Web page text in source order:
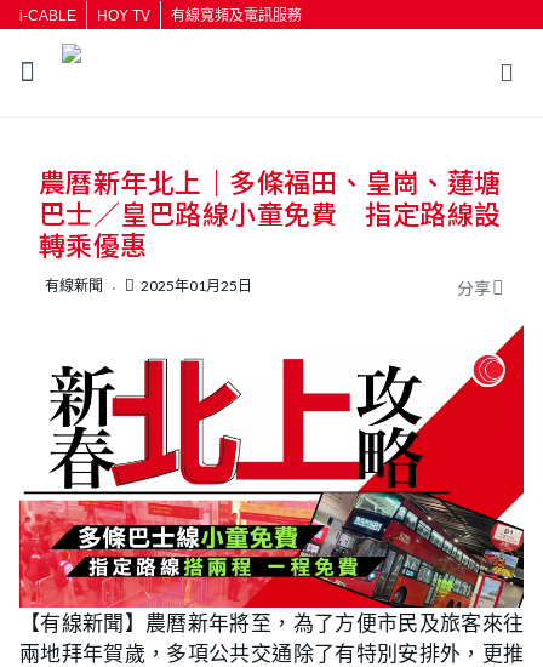
i-CABLE HOY TV 有線寬頻及電訊服務
按輸入鍵開始搜尋
農曆新年北上｜多條福田、皇崗、蓮塘
巴士／皇巴路線小童免費 指定路線設
轉乘優惠
有線新聞 2025年01月25日 分享
【有線新聞】農曆新年將至，為了方便市民及旅客來往
兩地拜年賀歲，多項公共交通除了有特別安排外，更推